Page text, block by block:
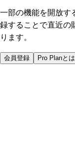
一部の機能を開放す
録することで直近の
ります。
会員登録 Pro Planとは